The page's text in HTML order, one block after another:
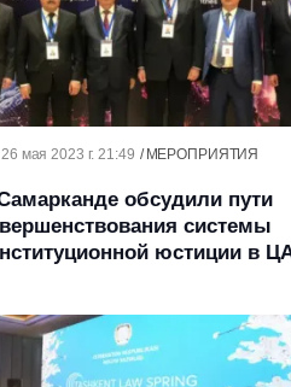
26 мая 2023 г. 21:49 МЕРОПРИЯТИЯ
обсудили пути
системы
юстиции в